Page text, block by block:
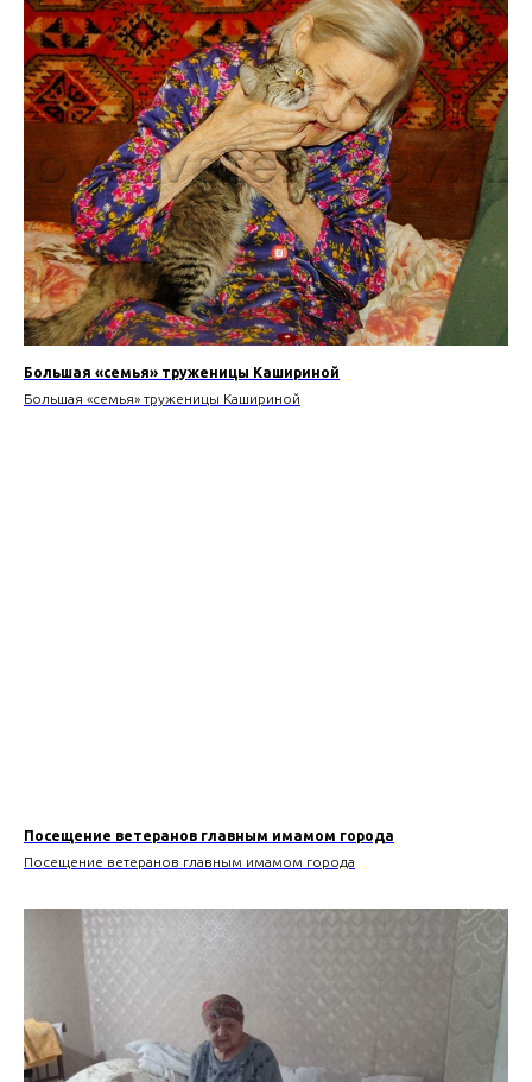
Большая «семья» труженицы Кашириной
Большая «семья» труженицы Кашириной
Посещение ветеранов главным имамом города
Посещение ветеранов главным имамом города